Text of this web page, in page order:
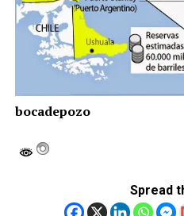
bocadepozo
Spread